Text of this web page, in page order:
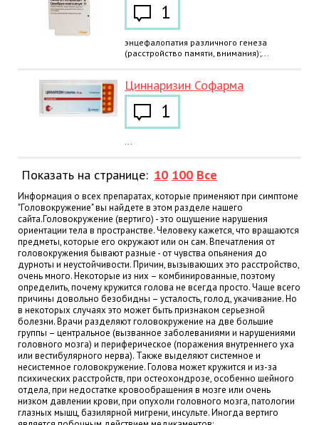
1
энцефалопатия различного генеза
(расстройство памяти, внимания);...
Циннаризин Софарма
1
...
Показать на странице: 10 100 Все
Информация о всех препаратах, которые применяют при симптоме
"Головокружение" вы найдете в этом разделе нашего
сайта.Головокружение (вертиго) - это ощущение нарушения
ориентации тела в пространстве. Человеку кажется, что вращаются
предметы, которые его окружают или он сам. Впечатления от
головокружения бывают разные - от чувства опьянения до
дурноты и неустойчивости. Причин, вызывающих это расстройство,
очень много. Некоторые из них – комбинированные, поэтому
определить, почему кружится голова не всегда просто. Чаще всего
причины довольно безобидны – усталость, голод, укачивание. Но
в некоторых случаях это может быть признаком серьезной
болезни. Врачи разделяют головокружение на две большие
группы – центральное (вызванное заболеваниями и нарушениями
головного мозга) и периферическое (поражения внутреннего уха
или вестибулярного нерва). Также выделяют системное и
несистемное головокружение. Голова может кружится и из-за
психических расстройств, при остеохондрозе, особенно шейного
отдела, при недостатке кровообращения в мозге или очень
низком давлении крови, при опухоли головного мозга, патологии
глазных мышц, базилярной мигрени, инсульте. Иногда вертиго